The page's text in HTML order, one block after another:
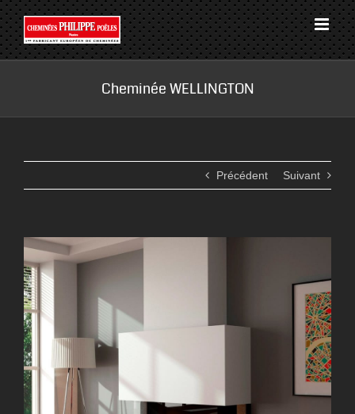
Passer
au
contenu
Cheminée WELLINGTON
Précédent Suivant
View
Larger
Image